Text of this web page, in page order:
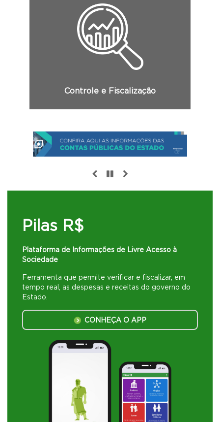
Controle e Fiscalização
Consulte aqui relatórios de Auditoria,
Custos, as Leis orçamentárias, Diários
oficiais do Estado e informações
classificadas.
Pilas R$
Plataforma de Informações de Livre Acesso à
Sociedade
Ferramenta que permite verificar e fiscalizar, em
tempo real, as despesas e receitas do governo do
Estado.
CONHEÇA O APP